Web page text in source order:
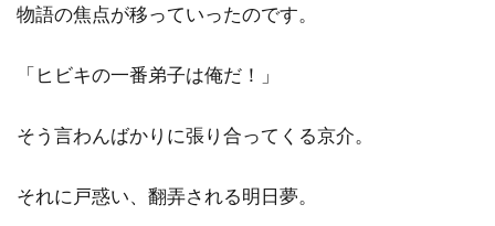
物語の焦点が移っていったのです。
「ヒビキの一番弟子は俺だ！」
そう言わんばかりに張り合ってくる京介。
それに戸惑い、翻弄される明日夢。